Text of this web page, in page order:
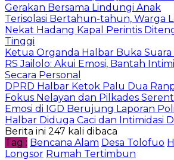
Gerakan Bersama Lindungi Anak
Terisolasi Bertahun-tahun, Warga
Nekat Hadang Kapal Perintis
Tinggi
Ketua Organda Halbar Buka Suara
RS Jailolo: Akui Emosi, Bantah
Secara Personal
DPRD Halbar Ketok Palu Dua
Fokus Nelayan dan Pilkades
Emosi di IGD Berujung Laporan
Halbar Diduga Caci dan Intimidasi
Berita ini 247 kali dibaca
Tag : Bencana Alam Desa Tolofuo
Longsor Rumah Tertimbun